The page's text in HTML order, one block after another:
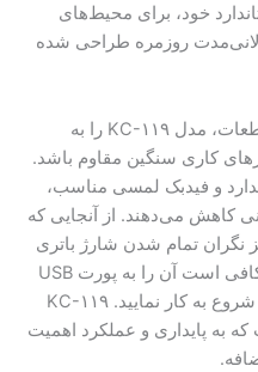
خود، برای محیط‌های
روزمره طراحی شده
با تمرکز بر دوام قطعات، مدل KC-۱۱۹ را به
کاری سنگین مقاوم باشد.
و فیدبک لمسی مناسب،
کاهش می‌دهند. از آنجایی که
نگران تمام شدن شارژ باتری
یا تداخل سیگنال نخواهید بود؛ تنها کافی است آن را به پورت USB
سیستم خود متصل کنید و بلافاصله شروع به کار نمایید. KC-۱۱۹
به پایداری و عملکرد اهمیت